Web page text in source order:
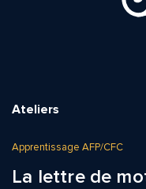
Ateliers
Apprentissage AFP/CFC
La lettre de